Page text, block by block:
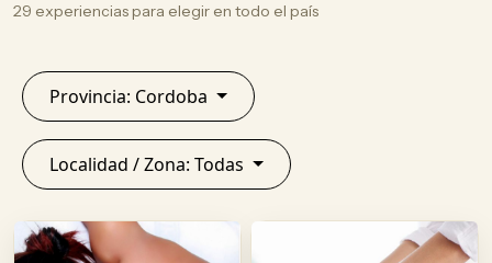
29 experiencias para elegir en todo el país
Provincia: Cordoba
Localidad / Zona: Todas